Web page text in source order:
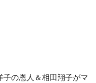
の恩人＆相田翔子がマ